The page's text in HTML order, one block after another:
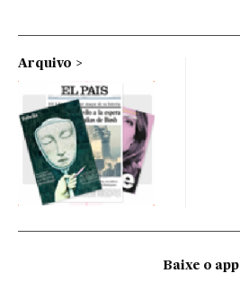
Arquivo
Baixe o app